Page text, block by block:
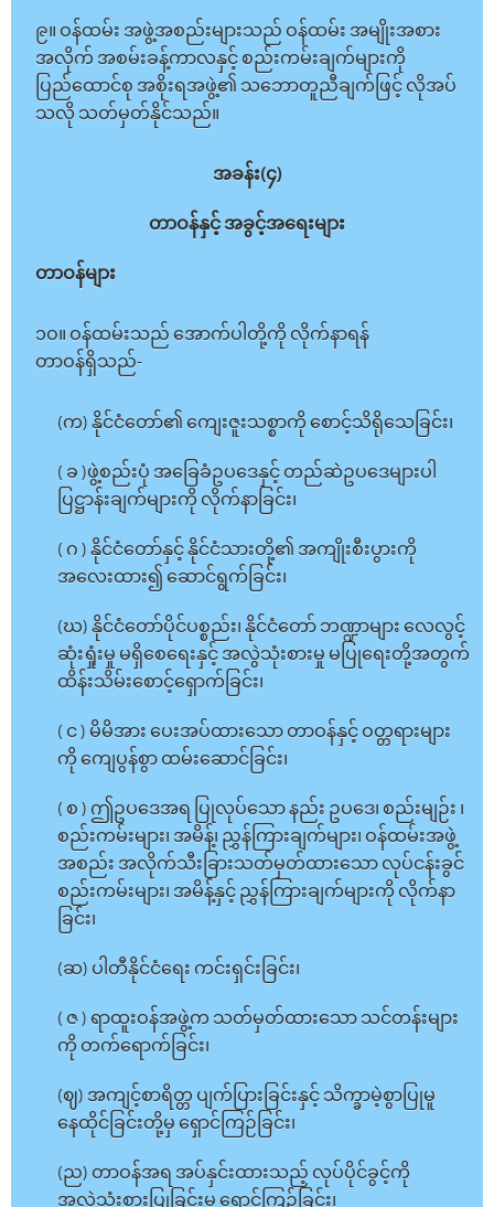
၉။ ဝန်ထမ်း အဖွဲ့အစည်းများသည် ဝန်ထမ်း အမျိုးအစား
အလိုက် အစမ်းခန့်ကာလနှင့် စည်းကမ်းချက်များကို
ပြည်ထောင်စု အစိုးရအဖွဲ့၏ သဘောတူညီချက်ဖြင့် လိုအပ်
သလို သတ်မှတ်နိုင်သည်။
အခန်း(၄)
တာဝန်နှင့် အခွင့်အရေးများ
တာဝန်များ
၁ဝ။ ဝန်ထမ်းသည် အောက်ပါတို့ကို လိုက်နာရန်
တာဝန်ရှိသည်-
(က) နိုင်ငံတော်၏ ကျေးဇူးသစ္စာကို စောင့်သိရိုသေခြင်း၊
( ခ )ဖွဲ့စည်းပုံ အခြေခံဥပဒေနှင့် တည်ဆဲဥပဒေများပါ
ပြဋ္ဌာန်းချက်များကို လိုက်နာခြင်း၊
( ဂ ) နိုင်ငံတော်နှင့် နိုင်ငံသားတို့၏ အကျိုးစီးပွားကို
အလေးထား၍ ဆောင်ရွက်ခြင်း၊
(ဃ) နိုင်ငံတော်ပိုင်ပစ္စည်း၊ နိုင်ငံတော် ဘဏ္ဍာများ လေလွင့်
ဆုံးရှုံးမှု မရှိစေရေးနှင့် အလွဲသုံးစားမှု မပြုရေးတို့အတွက်
ထိန်းသိမ်းစောင့်ရှောက်ခြင်း၊
( င ) မိမိအား ပေးအပ်ထားသော တာဝန်နှင့် ဝတ္တရားများ
ကို ကျေပွန်စွာ ထမ်းဆောင်ခြင်း၊
( စ ) ဤဥပဒေအရ ပြုလုပ်သော နည်း ဥပဒေ၊ စည်းမျဉ်း ၊
စည်းကမ်းများ၊ အမိန့်၊ ညွှန်ကြားချက်များ၊ ဝန်ထမ်းအဖွဲ့
အစည်း အလိုက်သီးခြားသတ်မှတ်ထားသော လုပ်ငန်းခွင်
စည်းကမ်းများ၊ အမိန့်နှင့် ညွှန်ကြားချက်များကို လိုက်နာ
ခြင်း၊
(ဆ) ပါတီနိုင်ငံရေး ကင်းရှင်းခြင်း၊
( ဇ ) ရာထူးဝန်အဖွဲ့က သတ်မှတ်ထားသော သင်တန်းများ
ကို တက်ရောက်ခြင်း၊
(ဈ) အကျင့်စာရိတ္တ ပျက်ပြားခြင်းနှင့် သိက္ခာမဲ့စွာပြုမူ
နေထိုင်ခြင်းတို့မှ ရှောင်ကြဉ်ခြင်း၊
(ည) တာဝန်အရ အပ်နှင်းထားသည့် လုပ်ပိုင်ခွင့်ကို
အလွဲသုံးစားပြုခြင်းမှ ရှောင်ကြဉ်ခြင်း၊